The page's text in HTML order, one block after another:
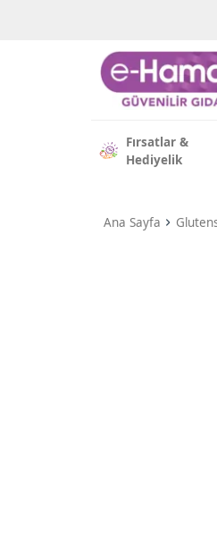
Fırsatlar &
Hediyelik
Ana Sayfa